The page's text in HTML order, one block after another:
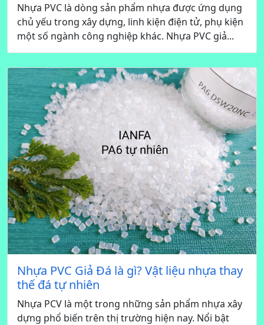
Nhựa PVC là dòng sản phẩm nhựa được ứng dụng
chủ yếu trong xây dựng, linh kiện điện tử, phụ kiện
một số ngành công nghiệp khác. Nhựa PVC giả...
Nhựa PVC Giả Đá là gì? Vật liệu nhựa thay
thế đá tự nhiên
Nhựa PCV là một trong những sản phẩm nhựa xây
dựng phổ biến trên thị trường hiện nay. Nổi bật